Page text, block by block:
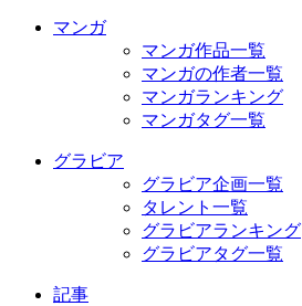
マンガ
マンガ作品一覧
マンガの作者一覧
マンガランキング
マンガタグ一覧
グラビア
グラビア企画一覧
タレント一覧
グラビアランキング
グラビアタグ一覧
記事